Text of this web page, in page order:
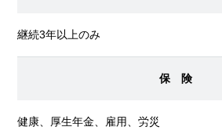
継続3年以上のみ
保 険
健康、厚生年金、雇用、労災